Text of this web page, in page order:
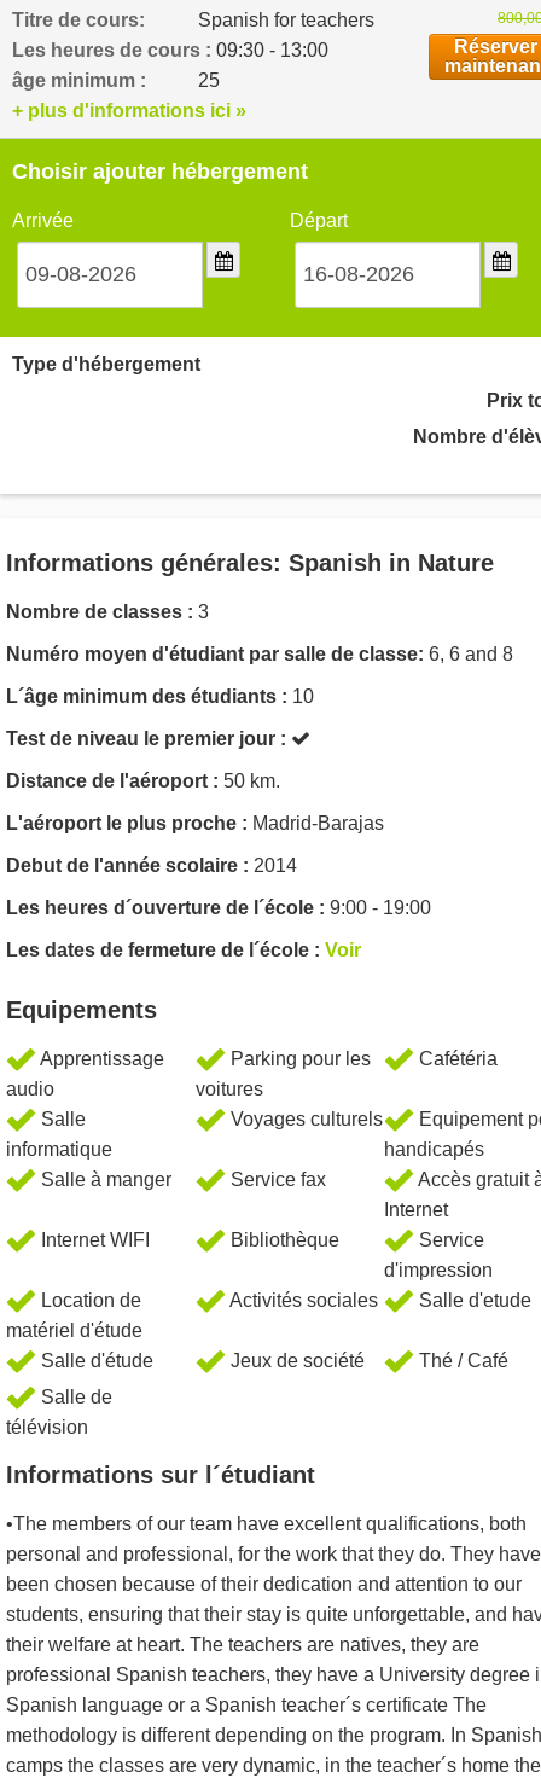
Titre de cours:
Spanish for teachers
Les heures de cours : 09:30 - 13:00
âge minimum :
25
Réserver
+ plus d'informations ici »
Choisir ajouter hébergement
Arrivée Départ
Type d'hébergement
Prix
Nombre
Informations générales: Spanish in Nature
Nombre de classes : 3
Numéro moyen d'étudiant par salle de classe: 6, 6 and 8
L´âge minimum des étudiants : 10
Test de niveau le premier jour :
Distance de l'aéroport : 50 km.
L'aéroport le plus proche : Madrid-Barajas
Debut de l'année scolaire : 2014
Les heures d´ouverture de l´école : 9:00 - 19:00
Les dates de fermeture de l´école : Voir
Equipements
Apprentissage
audio
Parking pour les
voitures
Cafétéria
Salle
informatique
Voyages culturels
Equipement
handicapés
Salle à manger
Service fax
Accès gratuit
Internet
Internet WIFI
Bibliothèque
Service
d'impression
Location de
matériel d'étude
Activités sociales Salle d'etude
Salle d'étude Jeux de société
Thé / Café
Salle de
télévision
Informations sur l´étudiant
•The members of our team have excellent qualifications, both
personal and professional, for the work that they do. They have
been chosen because of their dedication and attention to our
students, ensuring that their stay is quite unforgettable, and
their welfare at heart. The teachers are natives, they are
professional Spanish teachers, they have a University degree
Spanish language or a Spanish teacher´s certificate The
methodology is different depending on the program. In Spanish
camps the classes are very dynamic, in the teacher´s home the